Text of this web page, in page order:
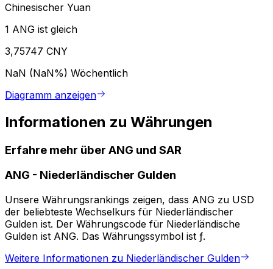
Chinesischer Yuan
1 ANG ist gleich
3,75747 CNY
NaN (NaN%) Wöchentlich
Diagramm anzeigen
Informationen zu Währungen
Erfahre mehr über ANG und SAR
ANG - Niederländischer Gulden
Unsere Währungsrankings zeigen, dass ANG zu USD
der beliebteste Wechselkurs für Niederländischer
Gulden ist. Der Währungscode für Niederländische
Gulden ist ANG. Das Währungssymbol ist ƒ.
Weitere Informationen zu Niederländischer Gulden